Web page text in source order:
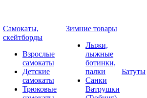
Самокаты,
скейтборды
Взрослые
самокаты
Детские
самокаты
Трюковые
Зимние товары
Лыжи,
лыжные
ботинки,
палки
Санки
Ватрушки
Батуты